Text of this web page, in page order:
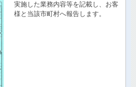
実施した業務内容等を記載し、お客
様と当該市町村へ報告します。